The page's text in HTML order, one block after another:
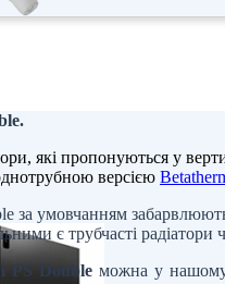
які пропонуються у
версією
за умовчанням
є трубчасті радіатори
PS Double можна у нашому